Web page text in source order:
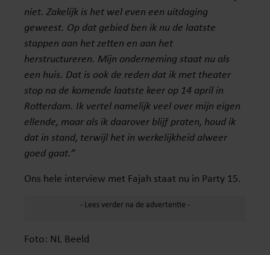
niet. Zakelijk is het wel even een uitdaging
geweest. Op dat gebied ben ik nu de laatste
stappen aan het zetten en aan het
herstructureren. Mijn onderneming staat nu als
een huis. Dat is ook de reden dat ik met theater
stop na de komende laatste keer op 14 april in
Rotterdam. Ik vertel namelijk veel over mijn eigen
ellende, maar als ik daarover blijf praten, houd ik
dat in stand, terwijl het in werkelijkheid alweer
goed gaat.”
Ons hele interview met Fajah staat nu in Party 15.
Foto: NL Beeld